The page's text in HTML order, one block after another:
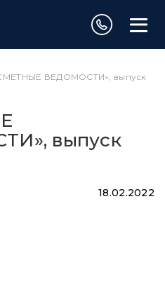
ВЕДОМОСТИ», выпуск
выпуск
18.02.2022